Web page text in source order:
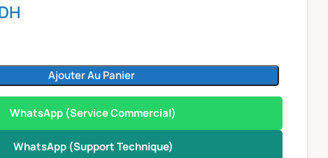
Ajouter Au Panier
WhatsApp (Service Commercial)
WhatsApp (Support Technique)